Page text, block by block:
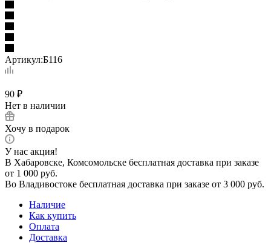
Артикул:Б116
90 ₽
Нет в наличии
Хочу в подарок
У нас акция!
В Хабаровске, Комсомольске бесплатная доставка при заказе
от 1 000 руб.
Во Владивостоке бесплатная доставка при заказе от 3 000 руб.
Наличие
Как купить
Оплата
Доставка